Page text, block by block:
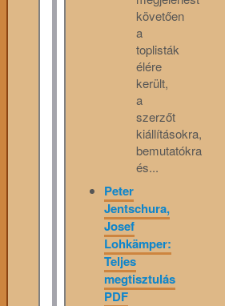
követően
a
toplisták
élére
került,
a
szerzőt
kiállításokra,
bemutatókra
és...
Peter
Jentschura,
Josef
Lohkämper:
Teljes
megtisztulás
PDF